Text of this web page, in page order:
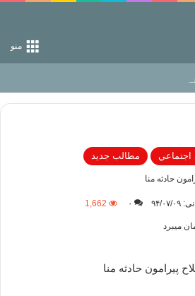
منو
دوری وکناره‌گیری از راه خداست‌!
مطالب جدید
حادثه منا
۰۹ ۰ 1,662
پيرامون حادثه منا